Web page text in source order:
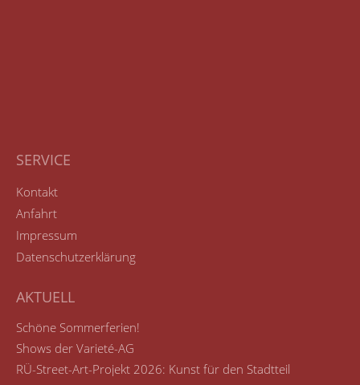
SERVICE
Kontakt
Anfahrt
Impressum
Datenschutzerklärung
AKTUELL
Schöne Sommerferien!
Shows der Varieté-AG
RÜ-Street-Art-Projekt 2026: Kunst für den Stadtteil